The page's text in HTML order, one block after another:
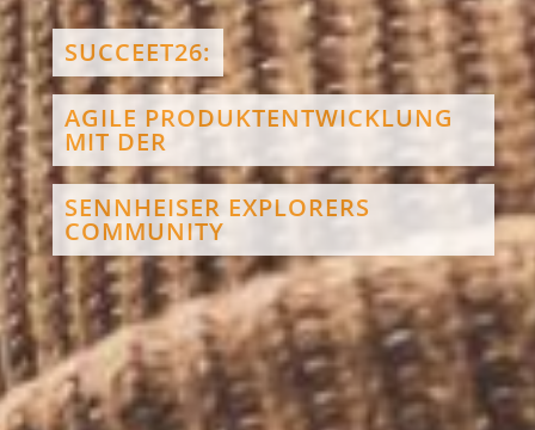
SUCCEET26:
AGILE PRODUKTENTWICKLUNG
MIT DER
SENNHEISER EXPLORERS
COMMUNITY